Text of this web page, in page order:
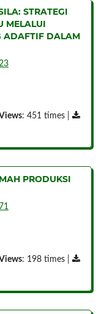
STRATEGI
MELALUI
ADAFTIF DALAM
: 451 times |
PRODUKSI
: 198 times |